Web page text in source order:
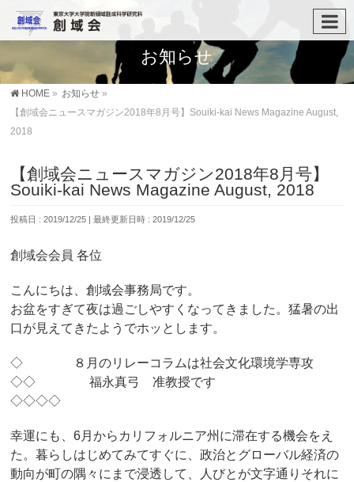
お知らせ
HOME » お知らせ »
【創域会ニュースマガジン2018年8月号】Souiki-kai News Magazine August,
2018
【創域会ニュースマガジン2018年8月号】
Souiki-kai News Magazine August, 2018
投稿日 : 2019/12/25 最終更新日時 : 2019/12/25
創域会会員 各位
こんにちは、創域会事務局です。
お盆をすぎて夜は過ごしやすくなってきました。猛暑の出
口が見えてきたようでホッとします。
◇ ８月のリレーコラムは社会文化環境学専攻
◇◇ 福永真弓 准教授です
◇◇◇◇
幸運にも、6月からカリフォルニア州に滞在する機会をえ
た。暮らしはじめてみてすぐに、政治とグローバル経済の
動向が町の隅々にまで浸透して、人びとが文字通りそれに